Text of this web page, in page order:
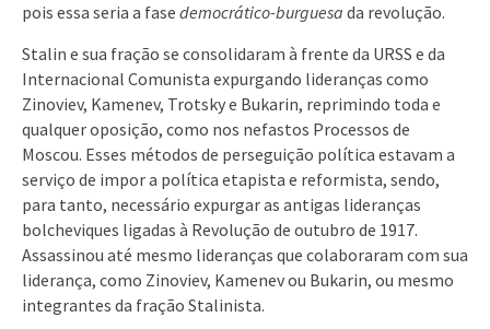
pois essa seria a fase democrático-burguesa da revolução.
Stalin e sua fração se consolidaram à frente da URSS e da
Internacional Comunista expurgando lideranças como
Zinoviev, Kamenev, Trotsky e Bukarin, reprimindo toda e
qualquer oposição, como nos nefastos Processos de
Moscou. Esses métodos de perseguição política estavam a
serviço de impor a política etapista e reformista, sendo,
para tanto, necessário expurgar as antigas lideranças
bolcheviques ligadas à Revolução de outubro de 1917.
Assassinou até mesmo lideranças que colaboraram com sua
liderança, como Zinoviev, Kamenev ou Bukarin, ou mesmo
integrantes da fração Stalinista.